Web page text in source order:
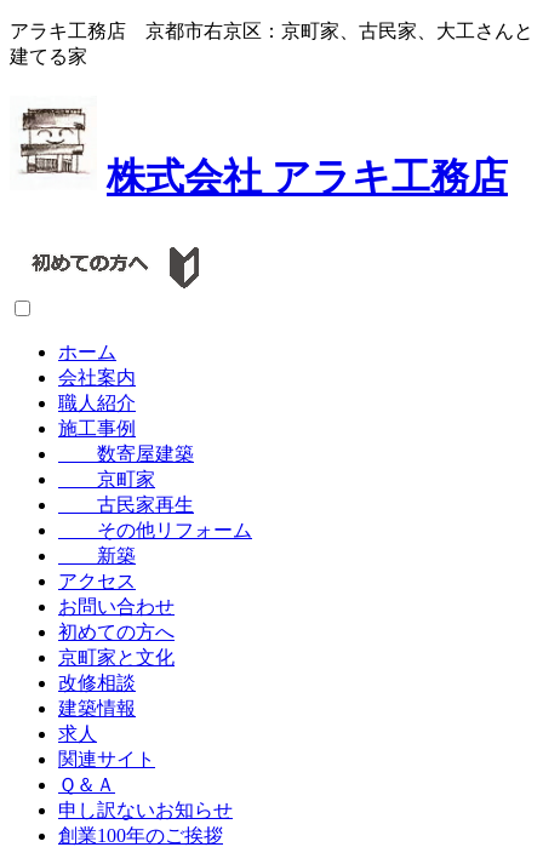
アラキ工務店 京都市右京区：京町家、古民家、大工さんと
建てる家
株式会社 アラキ工務店
ホーム
会社案内
職人紹介
施工事例
数寄屋建築
京町家
古民家再生
その他リフォーム
新築
アクセス
お問い合わせ
初めての方へ
京町家と文化
改修相談
建築情報
求人
関連サイト
Ｑ＆Ａ
申し訳ないお知らせ
創業100年のご挨拶